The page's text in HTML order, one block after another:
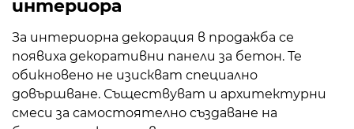
интериора
За интериорна декорация в продажба се
появиха декоративни панели за бетон. Те
обикновено не изискват специално
довършване. Съществуват и архитектурни
смеси за самостоятелно създаване на